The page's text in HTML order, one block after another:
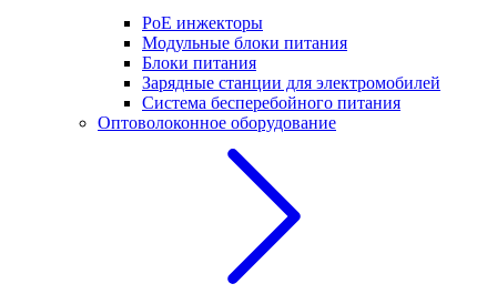
PoE инжекторы
Модульные блоки питания
Блоки питания
Зарядные станции для электромобилей
Система бесперебойного питания
Оптоволоконное оборудование